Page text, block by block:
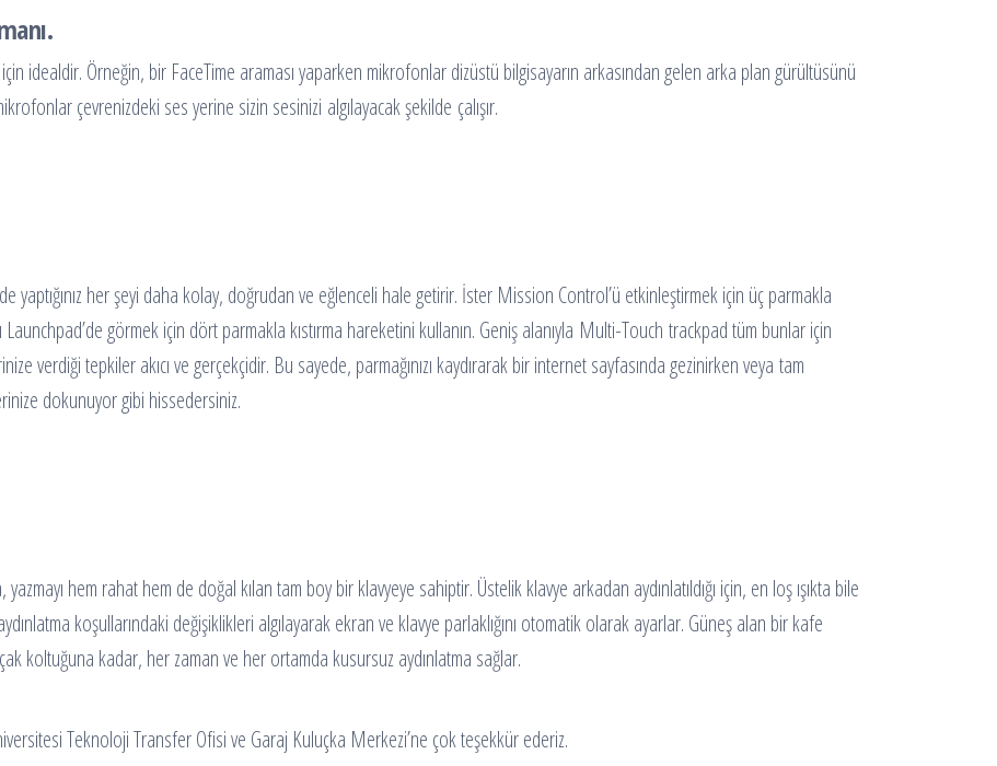
idealdir. Örneğin, bir FaceTime araması yaparken mikrofonlar dizüstü bilgisayarın arkasından gelen arka plan gürültüsünü
çevrenizdeki ses yerine sizin sesinizi algılayacak şekilde çalışır.
yaptığınız her şeyi daha kolay, doğrudan ve eğlenceli hale getirir. İster Mission Control’ü etkinleştirmek için üç parmakla
Launchpad’de görmek için dört parmakla kıstırma hareketini kullanın. Geniş alanıyla Multi-Touch trackpad tüm bunlar için
verdiği tepkiler akıcı ve gerçekçidir. Bu sayede, parmağınızı kaydırarak bir internet sayfasında gezinirken veya tam
dokunuyor gibi hissedersiniz.
hem rahat hem de doğal kılan tam boy bir klavyeye sahiptir. Üstelik klavye arkadan aydınlatıldığı için, en loş ışıkta bile
koşullarındaki değişiklikleri algılayarak ekran ve klavye parlaklığını otomatik olarak ayarlar. Güneş alan bir kafe
koltuğuna kadar, her zaman ve her ortamda kusursuz aydınlatma sağlar.
Teknoloji Transfer Ofisi ve Garaj Kuluçka Merkezi’ne çok teşekkür ederiz.